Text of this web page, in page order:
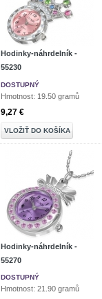
Hodinky-náhrdelník -
55230
DOSTUPNÝ
Hmotnost: 19.50 gramů
9,27 €
VLOŽIŤ DO KOŠÍKA
Hodinky-náhrdelník -
55270
DOSTUPNÝ
Hmotnost: 21.90 gramů